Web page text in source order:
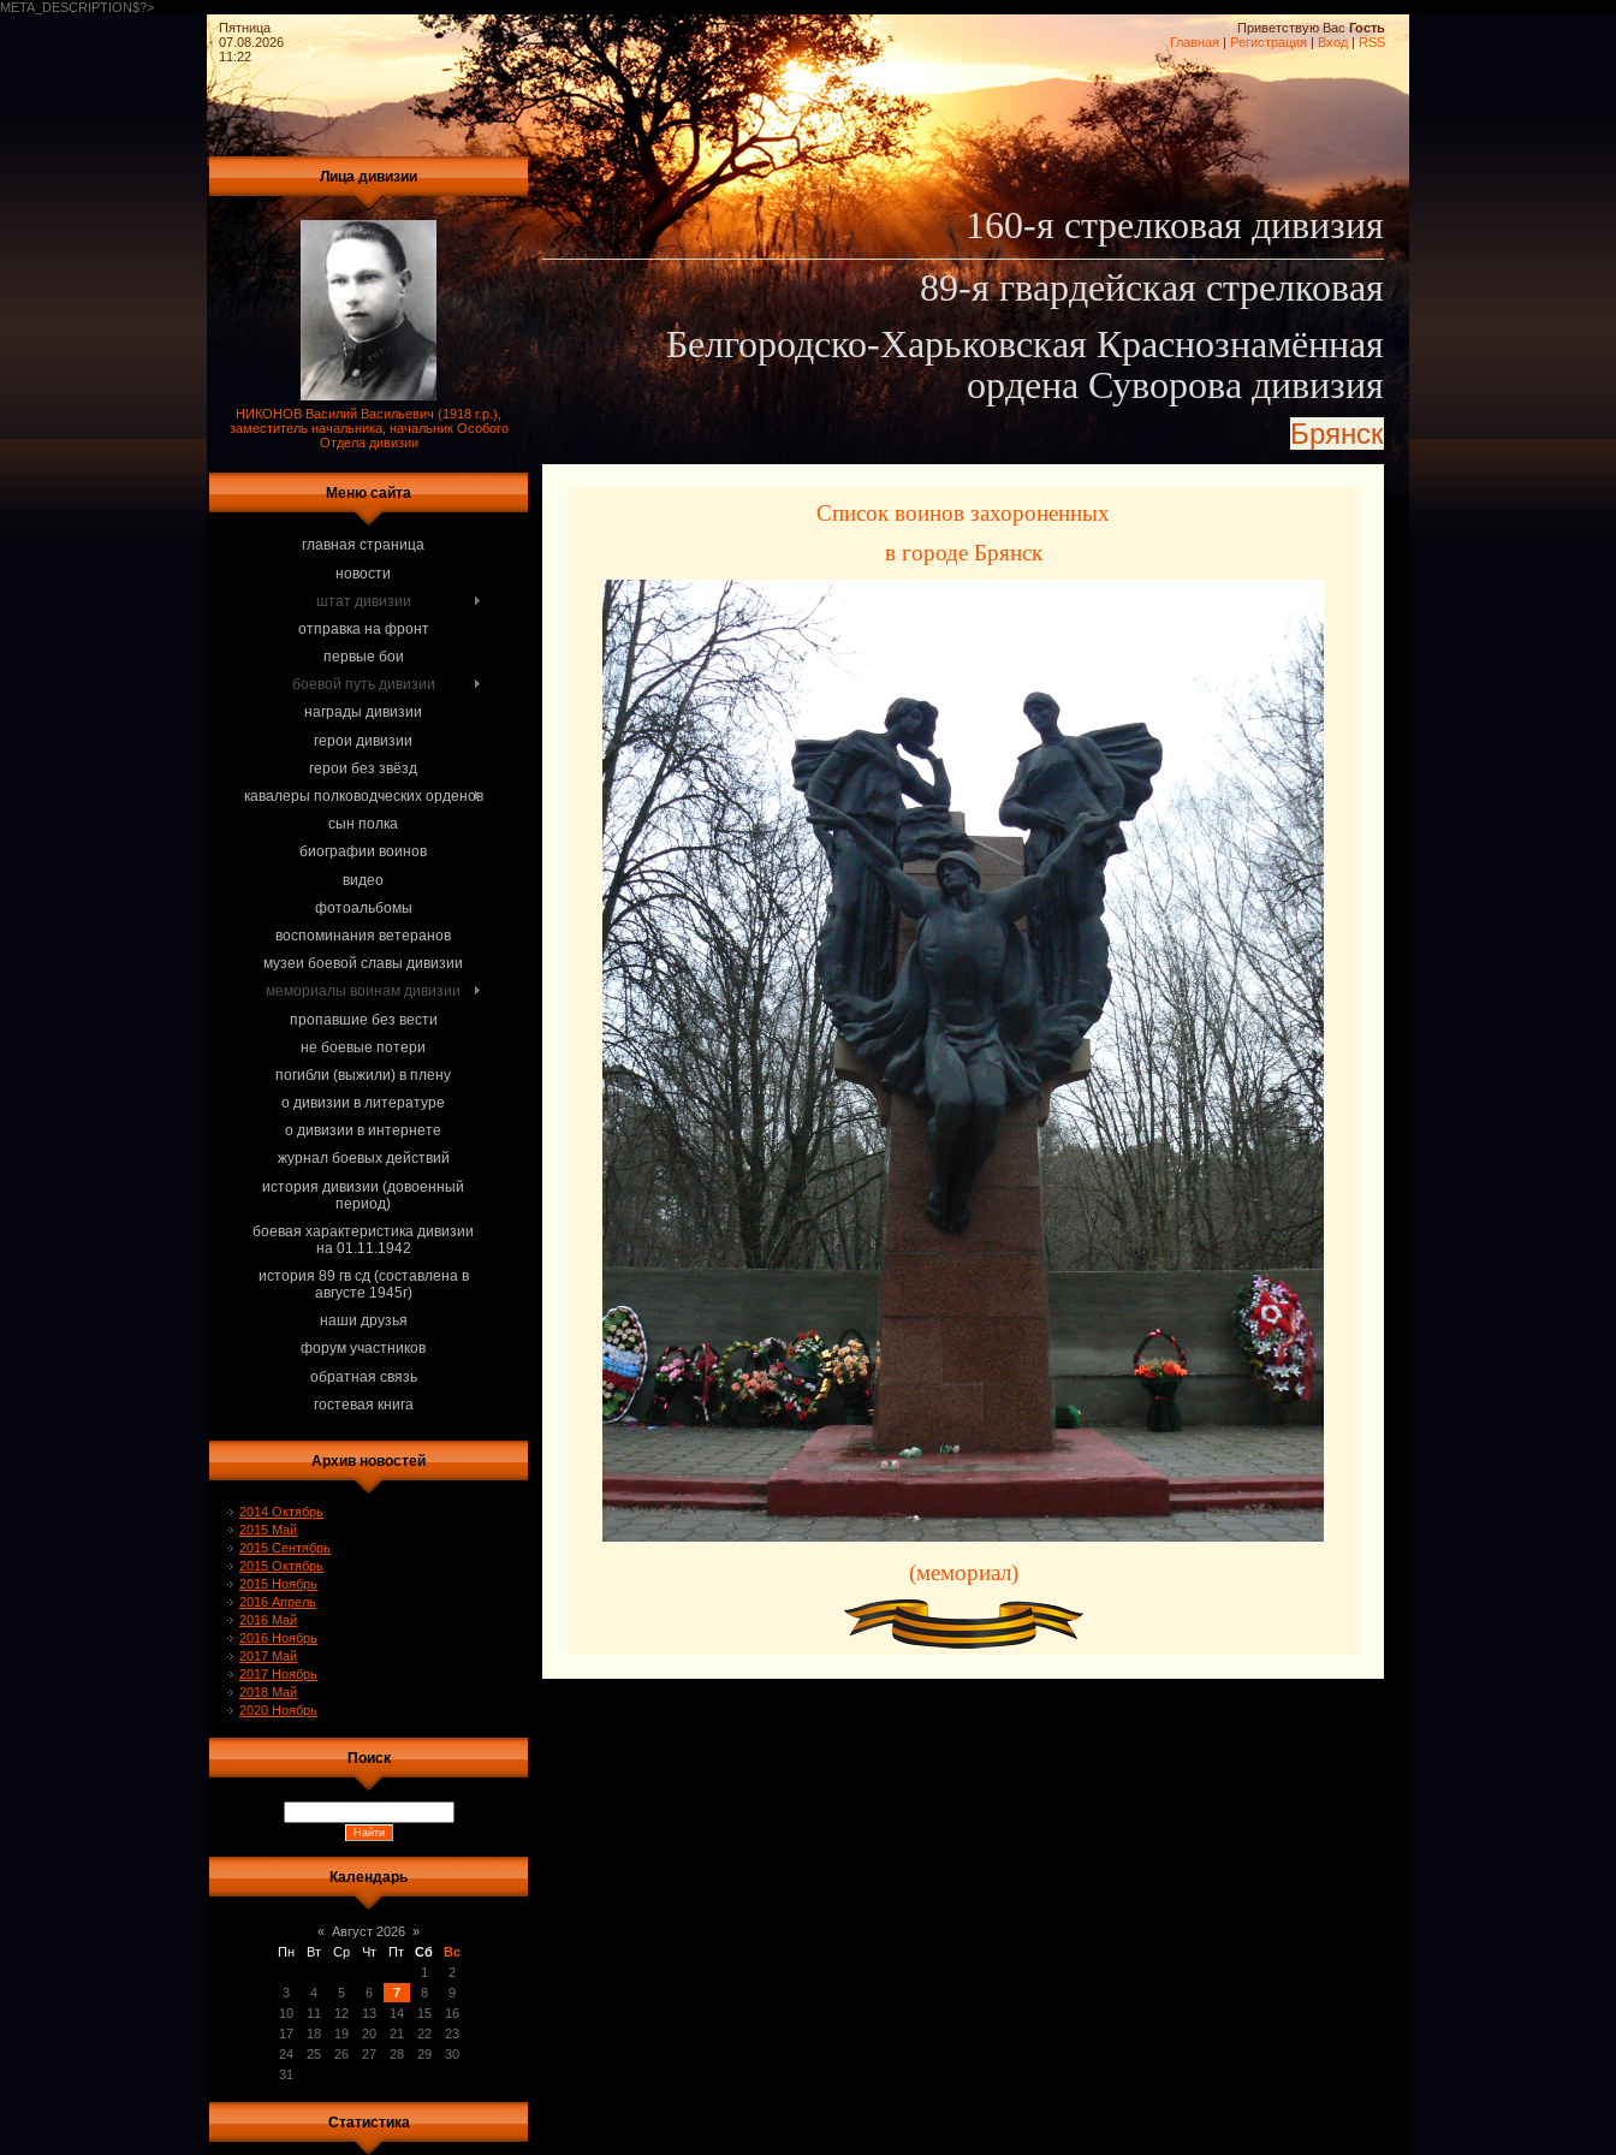
META_DESCRIPTION$?>
Пятница
07.08.2026
11:22
Приветствую Вас Гость
Главная | Регистрация | Вход|RSS
Лица дивизии
НИКОНОВ Василий Васильевич (1918 г.р.),
заместитель начальника, начальник Особого
Отдела дивизии
Меню сайта
главная страница
новости
штат дивизии
отправка на фронт
первые бои
боевой путь дивизии
награды дивизии
герои дивизии
герои без звёзд
кавалеры полководческих орденов
сын полка
биографии воинов
видео
фотоальбомы
воспоминания ветеранов
музеи боевой славы дивизии
мемориалы воинам дивизии
пропавшие без вести
не боевые потери
погибли (выжили) в плену
о дивизии в литературе
о дивизии в интернете
журнал боевых действий
история дивизии (довоенный
период)
боевая характеристика дивизии
на 01.11.1942
история 89 гв сд (составлена в
августе 1945г)
наши друзья
форум участников
обратная связь
гостевая книга
Архив новостей
2014 Октябрь
2015 Май
2015 Сентябрь
2015 Октябрь
2015 Ноябрь
2016 Апрель
2016 Май
2016 Ноябрь
2017 Май
2017 Ноябрь
2018 Май
2020 Ноябрь
Поиск
Календарь
« Август 2026 »
Пн
Вт Ср Чт Пт Сб
Вс
1
2
3
4 5 6 7 8
9
10
11 12 13 14 15
16
17
18 19 20 21 22
23
24
25 26 27 28 29
30
31
Статистика
160-я стрелковая дивизия
89-я гвардейская стрелковая
Белгородско-Харьковская Краснознамённая
ордена Суворова дивизия
Брянск
Список воинов захороненных
в городе Брянск
(мемориал)